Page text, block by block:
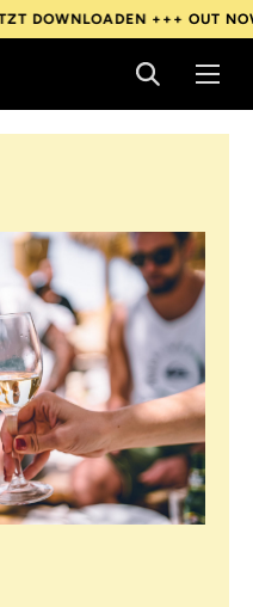
+++OUT NOW:
+++